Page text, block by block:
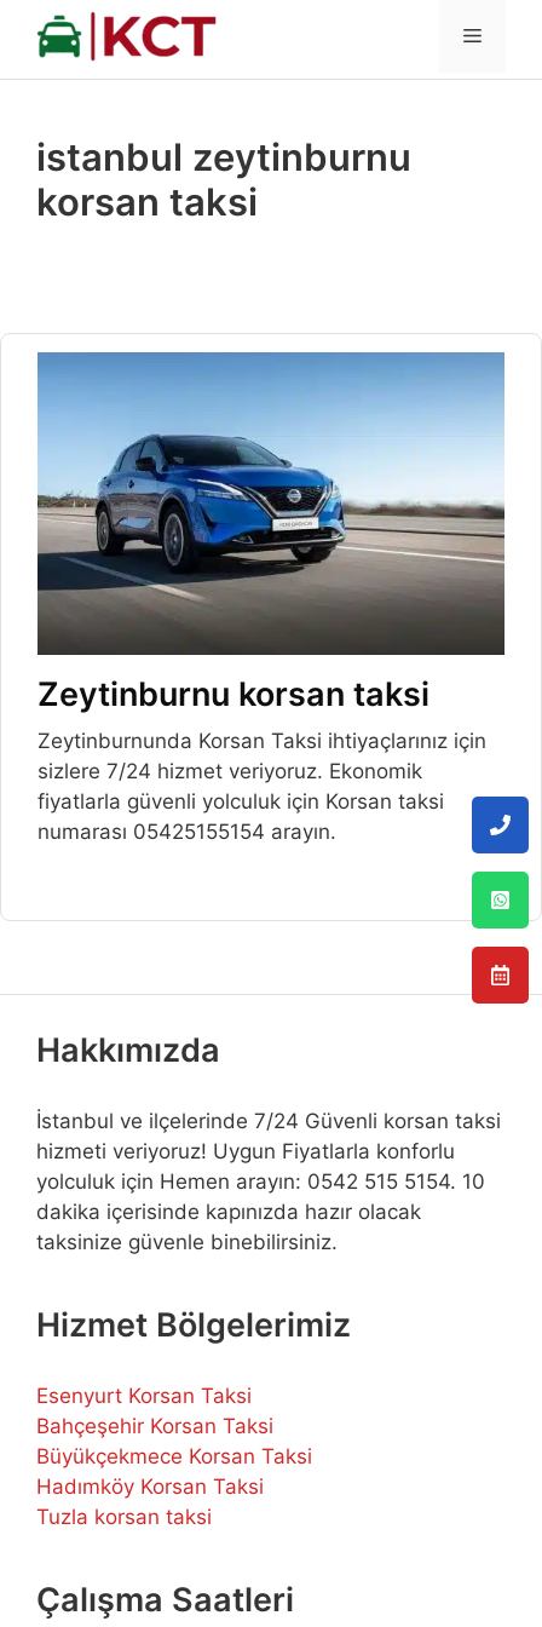
İçeriğe
MENÜ
istanbul zeytinburnu
korsan taksi
Zeytinburnu korsan taksi
Zeytinburnunda Korsan Taksi ihtiyaçlarınız için
sizlere 7/24 hizmet veriyoruz. Ekonomik
fiyatlarla güvenli yolculuk için Korsan taksi
numarası 05425155154 arayın.
Hakkımızda
İstanbul ve ilçelerinde 7/24 Güvenli korsan taksi
hizmeti veriyoruz! Uygun Fiyatlarla konforlu
yolculuk için Hemen arayın: 0542 515 5154. 10
dakika içerisinde kapınızda hazır olacak
taksinize güvenle binebilirsiniz.
Hizmet Bölgelerimiz
Esenyurt Korsan Taksi
Bahçeşehir Korsan Taksi
Büyükçekmece Korsan Taksi
Hadımköy Korsan Taksi
Tuzla korsan taksi
Çalışma Saatleri